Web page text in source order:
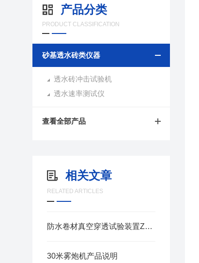
产品分类
PRODUCT CLASSIFICATION
砂基透水砖类仪器
透水砖冲击试验机
透水速率测试仪
查看全部产品
相关文章
RELATED ARTICLES
防水卷材真空穿透试验装置ZSY-29产品说明
30米雾炮机产品说明